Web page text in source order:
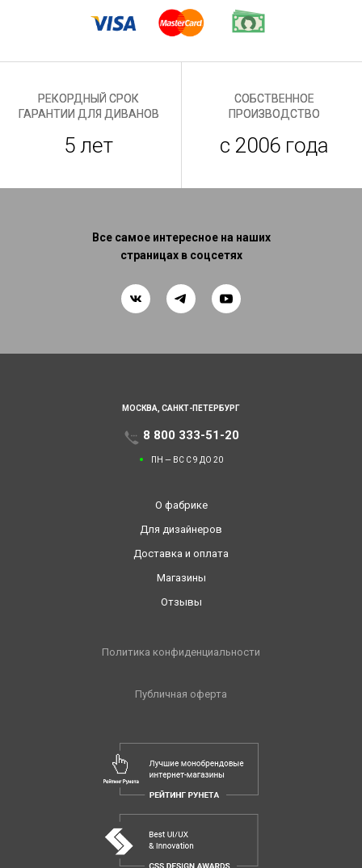
РЕКОРДНЫЙ СРОК
ГАРАНТИИ ДЛЯ ДИВАНОВ
5 лет
СОБСТВЕННОЕ
ПРОИЗВОДСТВО
с 2006 года
Все самое интересное на наших
страницах в соцсетях
МОСКВА, САНКТ-ПЕТЕРБУРГ
8 800 333-51-20
ПН — ВС С 9 ДО 20
О фабрике
Для дизайнеров
Доставка и оплата
Магазины
Отзывы
Политика конфиденциальности
Публичная оферта